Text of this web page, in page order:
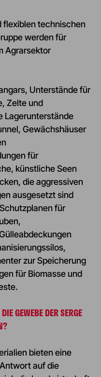
flexiblen technischen
werden für
Agrarsektor
Unterstände für
Zelte und
Lagerunterstände
Gewächshäuser
für
künstliche Seen
die aggressiven
ausgesetzt sind
für
,
zur Speicherung
für Biomasse und
GEWEBE DER SERGE
bieten eine
auf die